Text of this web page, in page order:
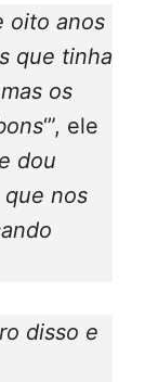
oito anos
que tinha
os
‘”, ele
dou
nos
disso e